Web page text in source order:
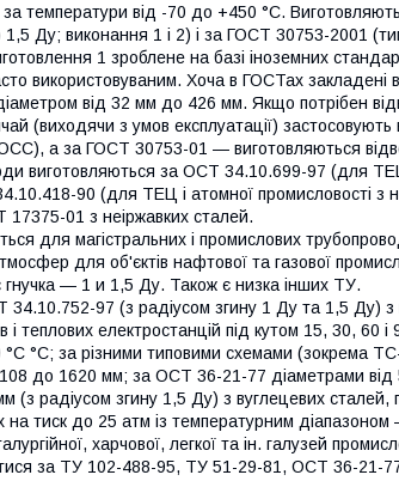
температури від -70 до +450 °C.
Ду; виконання 1 і 2) і за ГОСТ 30753-2001
1 зроблене на базі іноземних
використовуваним. Хоча в ГОСТах закладені
від 32 мм до 426 мм. Якщо потрібен
(виходячи з умов експлуатації) застосовують
а за ГОСТ 30753-01 — виготовляються
виготовляються за ОСТ 34.10.699-97 (для
90 (для ТЕЦ і атомної промисловості з
01 з неіржавких сталей.
для магістральних і промислових
для об'єктів нафтової та газової
— 1 и 1,5 Ду. Також є низка інших ТУ.
34.10.752-97 (з радіусом згину 1 Ду та 1,5 Ду) з
теплових електростанцій під кутом 15, 30, 60 і
°C; за різними типовими схемами (зокрема
до 1620 мм; за ОСТ 36-21-77 діаметрами
радіусом згину 1,5 Ду) з вуглецевих сталей,
на тиск до 25 атм із температурним
харчової, легкої та ін. галузей
за ТУ 102-488-95, ТУ 51-29-81, ОСТ 36-21-